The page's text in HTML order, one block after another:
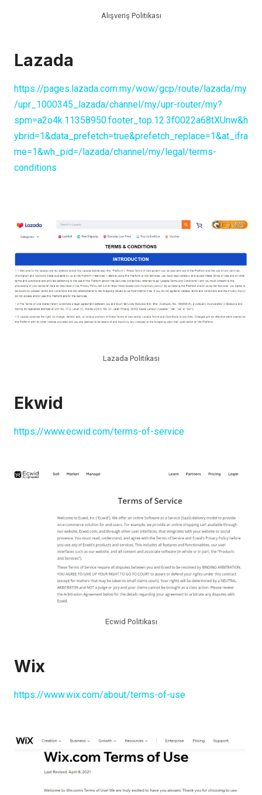
Alışveriş Politikası
Lazada
https://pages.lazada.com.my/wow/gcp/route/lazada/my
/upr_1000345_lazada/channel/my/upr-router/my?
spm=a2o4k.11358950.footer_top.12.3f0022a68tXUnw&h
ybrid=1&data_prefetch=true&prefetch_replace=1&at_ifra
me=1&wh_pid=/lazada/channel/my/legal/terms-
conditions
Lazada Politikası
Ekwid
https://www.ecwid.com/terms-of-service
Ecwid Politikası
Wix
https://www.wix.com/about/terms-of-use